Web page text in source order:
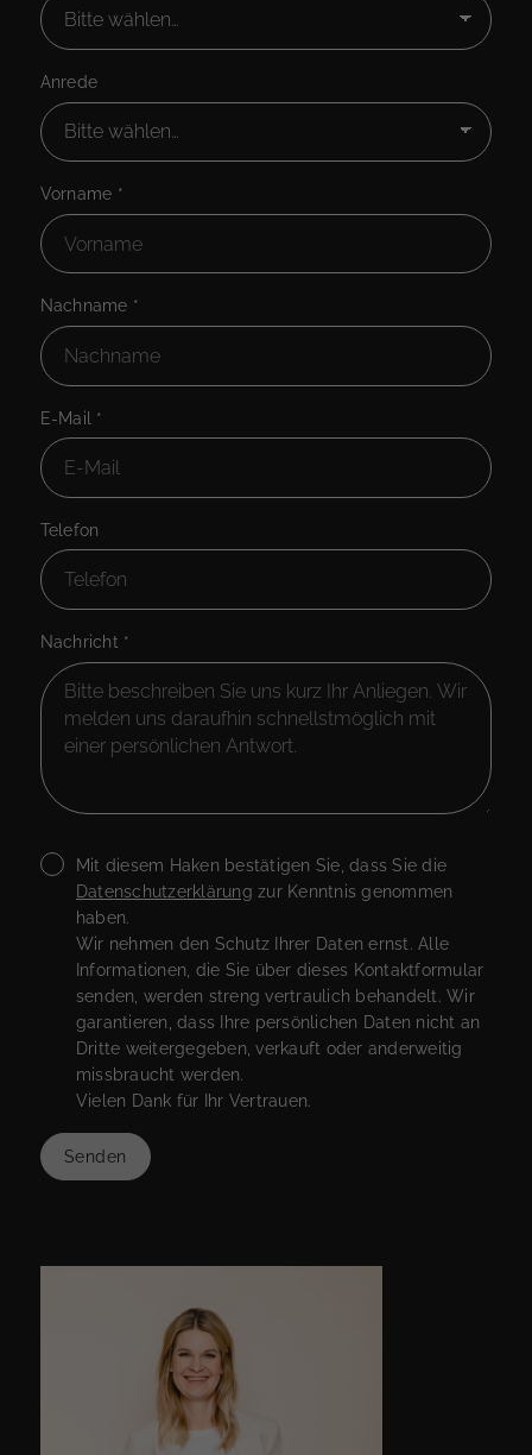
Anrede
Vorname *
Nachname *
E-Mail *
Telefon
Nachricht *
Mit diesem Haken bestätigen Sie, dass Sie die
Datenschutzerklärung zur Kenntnis genommen
haben.
Wir nehmen den Schutz Ihrer Daten ernst. Alle
Informationen, die Sie über dieses Kontaktformular
senden, werden streng vertraulich behandelt. Wir
garantieren, dass Ihre persönlichen Daten nicht an
Dritte weitergegeben, verkauft oder anderweitig
missbraucht werden.
Vielen Dank für Ihr Vertrauen.
Senden